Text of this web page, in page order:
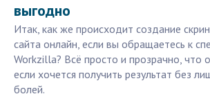
выгодно
Итак, как же происходит создание
сайта онлайн, если вы обращаетесь к
Workzilla? Всё просто и прозрачно, что
если хочется получить результат без
болей.